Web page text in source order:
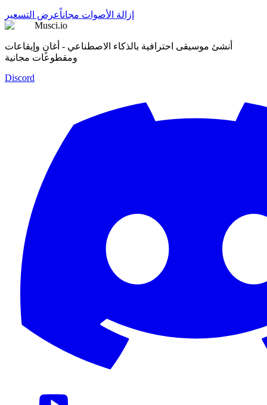
إزالة الأصوات مجاناًعرض التسعير
Musci.io
أنشئ موسيقى احترافية بالذكاء الاصطناعي - أغانٍ وإيقاعات
ومقطوعات مجانية
Discord